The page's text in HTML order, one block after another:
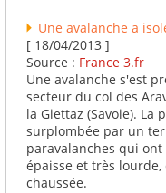
Une avalanche a
[ 18/04/2013 ]
Source : France 3.fr
Une avalanche s'est
secteur du col des
la Giettaz (Savoie). La
surplombée par un
paravalanches qui
épaisse et très
chaussée.